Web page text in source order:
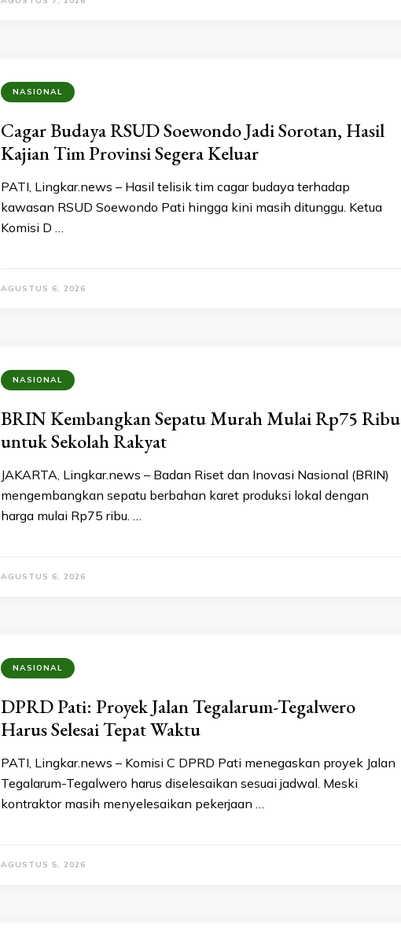
NASIONAL
Cagar Budaya RSUD Soewondo Jadi Sorotan, Hasil
Kajian Tim Provinsi Segera Keluar
PATI, Lingkar.news – Hasil telisik tim cagar budaya terhadap
kawasan RSUD Soewondo Pati hingga kini masih ditunggu. Ketua
Komisi D …
AGUSTUS 6, 2026
NASIONAL
BRIN Kembangkan Sepatu Murah Mulai Rp75 Ribu
untuk Sekolah Rakyat
JAKARTA, Lingkar.news – Badan Riset dan Inovasi Nasional (BRIN)
mengembangkan sepatu berbahan karet produksi lokal dengan
harga mulai Rp75 ribu. …
AGUSTUS 6, 2026
NASIONAL
DPRD Pati: Proyek Jalan Tegalarum-Tegalwero
Harus Selesai Tepat Waktu
PATI, Lingkar.news – Komisi C DPRD Pati menegaskan proyek Jalan
Tegalarum-Tegalwero harus diselesaikan sesuai jadwal. Meski
kontraktor masih menyelesaikan pekerjaan …
AGUSTUS 5, 2026